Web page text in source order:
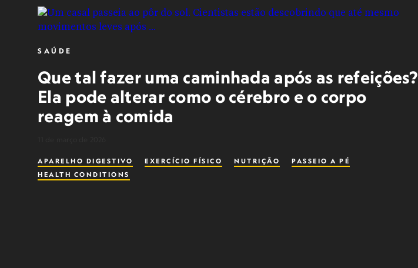
SAÚDE
Que tal fazer uma caminhada após as refeições?
Ela pode alterar como o cérebro e o corpo
reagem à comida
APARELHO DIGESTIVO EXERCÍCIO FÍSICO NUTRIÇÃO
PASSEIO A PÉ
HEALTH CONDITIONS